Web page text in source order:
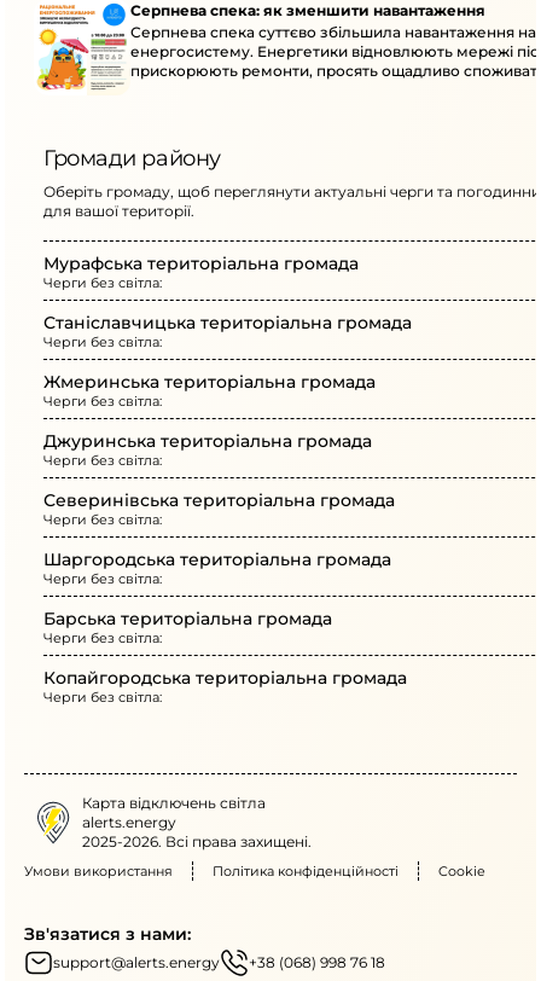
Серпнева спека: як зменшити навантаження
Серпнева спека суттєво збільшила навантаження на
енергосистему. Енергетики відновлюють мережі
прискорюють ремонти, просять ощадливо
Громади району
Оберіть громаду, щоб переглянути актуальні черги та
для вашої території.
Мурафська територіальна громада
Черги без світла:
Станіславчицька територіальна громада
Черги без світла:
Жмеринська територіальна громада
Черги без світла:
Джуринська територіальна громада
Черги без світла:
Северинівська територіальна громада
Черги без світла:
Шаргородська територіальна громада
Черги без світла:
Барська територіальна громада
Черги без світла:
Копайгородська територіальна громада
Черги без світла:
Карта відключень світла
alerts.energy
2025-2026. Всі права захищені.
Умови використання Політика конфіденційності Cookie
Зв'язатися з нами:
support@alerts.energy +38 (068) 998 76 18